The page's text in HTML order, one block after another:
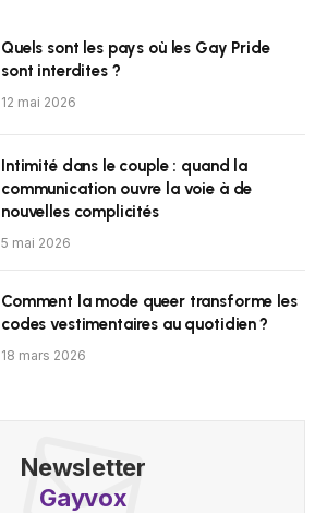
Quels sont les pays où les Gay Pride
sont interdites ?
12 mai 2026
Intimité dans le couple : quand la
communication ouvre la voie à de
nouvelles complicités
5 mai 2026
Comment la mode queer transforme les
codes vestimentaires au quotidien ?
18 mars 2026
Newsletter
Gayvox